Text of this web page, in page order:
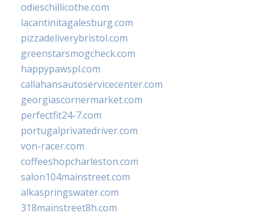
odieschillicothe.com
lacantinitagalesburg.com
pizzadeliverybristol.com
greenstarsmogcheck.com
happypawspl.com
callahansautoservicecenter.com
georgiascornermarket.com
perfectfit24-7.com
portugalprivatedriver.com
von-racer.com
coffeeshopcharleston.com
salon104mainstreet.com
alkaspringswater.com
318mainstreet8h.com